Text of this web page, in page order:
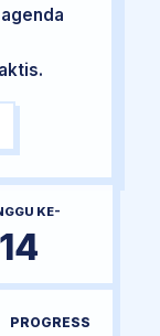
KE-
14
PROGRESS